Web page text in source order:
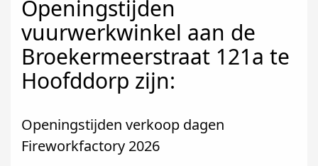
Openingstijden
vuurwerkwinkel aan de
Broekermeerstraat 121a te
Hoofddorp zijn:
Openingstijden verkoop dagen
Fireworkfactory 2026